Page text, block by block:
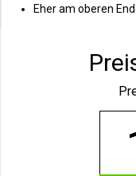
Eher am oberen